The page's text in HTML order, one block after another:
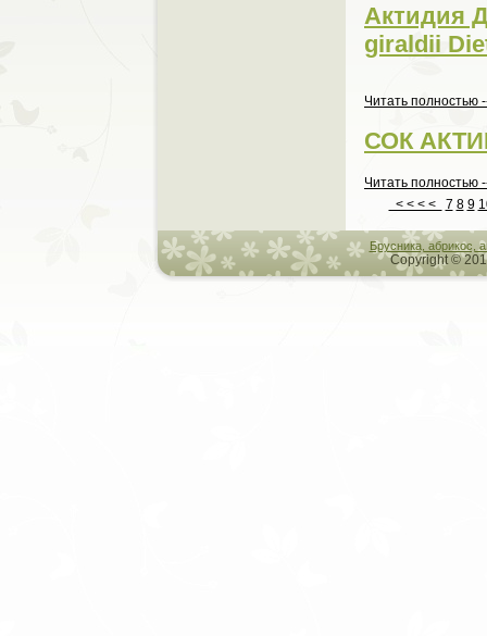
Актидия
giraldii
Читать пoлностью
СОК
Читать пoлностью
< < < <
7 8 9
Брусникa, абрикос,
Copyright ©